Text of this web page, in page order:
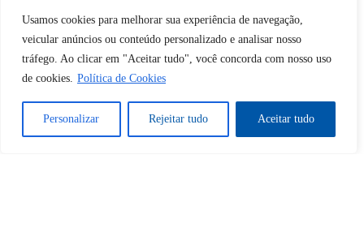
Usamos cookies para melhorar sua experiência de navegação,
veicular anúncios ou conteúdo personalizado e analisar nosso
tráfego. Ao clicar em "Aceitar tudo", você concorda com nosso uso
de cookies. Política de Cookies
Personalizar Rejeitar tudo Aceitar tudo
Tem certeza de que deseja
desbloquear esta publicação?
Sim Não